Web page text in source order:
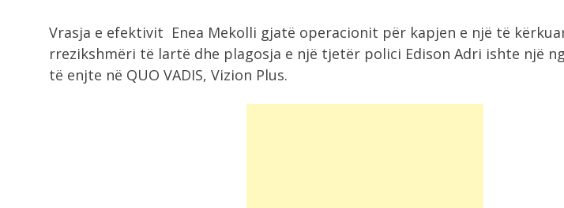
Vrasja e efektivit Enea Mekolli gjatë operacionit për kapjen e një të
rrezikshmëri të lartë dhe plagosja e një tjetër polici Edison Adri ishte një
të enjte në QUO VADIS, Vizion Plus.